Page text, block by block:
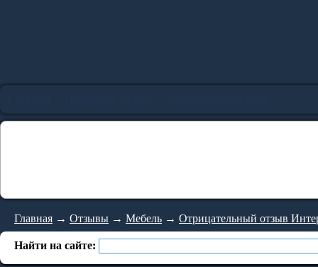
Главная → Отзывы → Мебель → Отрицательный отзыв
Найти на сайте: